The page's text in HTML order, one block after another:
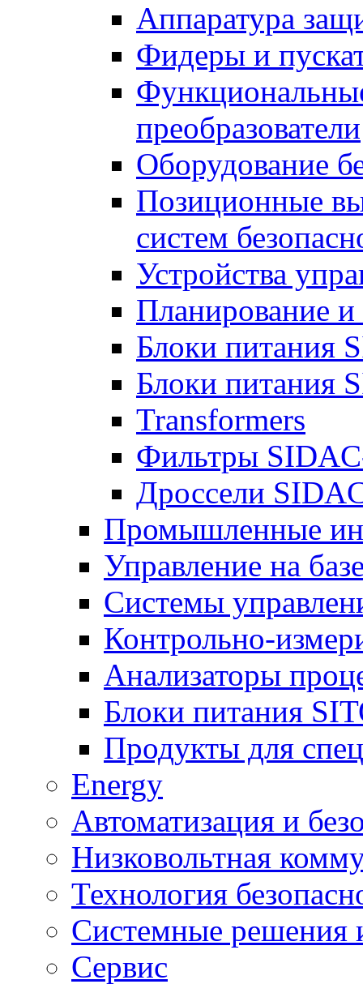
Аппаратура
Фидеры и
преобразователи
Оборудование
Позиционные
систем
Устройства
Планирование
Блоки питания
Блоки питания
Transformers
Фильтры
Дроссели
Промышленные
Управление на
Системы
Контрольно-
Анализаторы
Блоки питания
Продукты для
Energy
Автоматизация и
Низковольтная
Технология
Системные решения
Сервис